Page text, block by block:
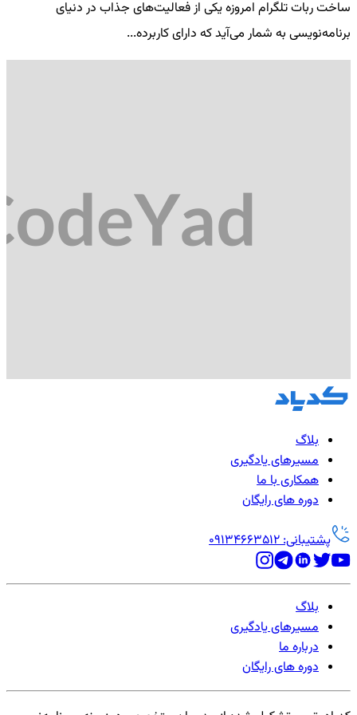
ساخت ربات تلگرام امروزه یکی از فعالیت‌های جذاب در دنیای
برنامه‌نویسی به شمار می‌آید که دارای کاربرده...
بلاگ
مسیرهای یادگیری
همکاری با ما
دوره های رایگان
پشتیبانی: 09134663512
بلاگ
مسیرهای یادگیری
درباره ما
دوره های رایگان